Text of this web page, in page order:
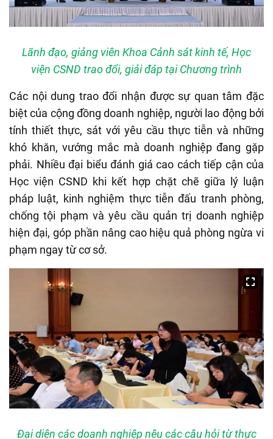
Lãnh đạo, giảng viên Khoa Cảnh sát kinh tế, Học
viện CSND trao đổi, giải đáp tại Chương trình
Các nội dung trao đổi nhận được sự quan tâm đặc
biệt của cộng đồng doanh nghiệp, người lao động bởi
tính thiết thực, sát với yêu cầu thực tiễn và những
khó khăn, vướng mắc mà doanh nghiệp đang gặp
phải. Nhiều đại biểu đánh giá cao cách tiếp cận của
Học viện CSND khi kết hợp chặt chẽ giữa lý luận
pháp luật, kinh nghiệm thực tiễn đấu tranh phòng,
chống tội phạm và yêu cầu quản trị doanh nghiệp
hiện đại, góp phần nâng cao hiệu quả phòng ngừa vi
phạm ngay từ cơ sở.
Đại diện các doanh nghiệp nêu các câu hỏi từ thực